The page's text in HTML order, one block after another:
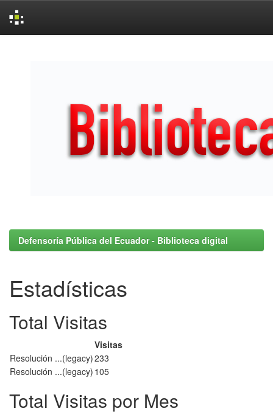
Defensoría Pública del Ecuador - Biblioteca digital
Estadísticas
Total Visitas
Visitas
Resolución ...(legacy)233
Resolución ...(legacy) 105
Total Visitas por Mes